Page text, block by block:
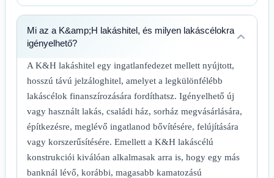
Mi az a K&amp;H lakáshitel, és milyen lakáscélokra
igényelhető?
A K&H lakáshitel egy ingatlanfedezet mellett nyújtott,
hosszú távú jelzáloghitel, amelyet a legkülönfélébb
lakáscélok finanszírozására fordíthatsz. Igényelhető új
vagy használt lakás, családi ház, sorház megvásárlására,
építkezésre, meglévő ingatlanod bővítésére, felújítására
vagy korszerűsítésére. Emellett a K&H lakáscélú
konstrukciói kiválóan alkalmasak arra is, hogy egy más
banknál lévő, korábbi, magasabb kamatozású